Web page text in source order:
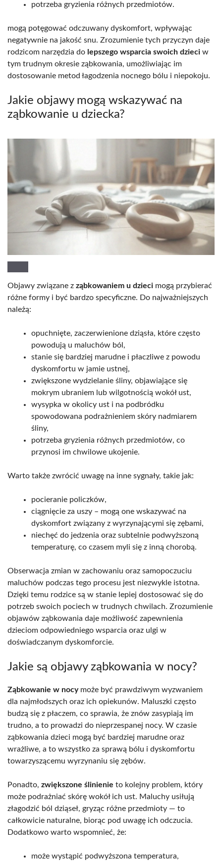
potrzeba gryzienia różnych przedmiotów.
mogą potęgować odczuwany dyskomfort, wpływając
negatywnie na jakość snu. Zrozumienie tych przyczyn daje
rodzicom narzędzia do lepszego wsparcia swoich dzieci w
tym trudnym okresie ząbkowania, umożliwiając im
dostosowanie metod łagodzenia nocnego bólu i niepokoju.
Jakie objawy mogą wskazywać na
ząbkowanie u dziecka?
Objawy związane z ząbkowaniem u dzieci mogą przybierać
różne formy i być bardzo specyficzne. Do najważniejszych
należą:
opuchnięte, zaczerwienione dziąsła, które często
powodują u maluchów ból,
stanie się bardziej marudne i płaczliwe z powodu
dyskomfortu w jamie ustnej,
zwiększone wydzielanie śliny, objawiające się
mokrym ubraniem lub wilgotnością wokół ust,
wysypka w okolicy ust i na podbródku
spowodowana podrażnieniem skóry nadmiarem
śliny,
potrzeba gryzienia różnych przedmiotów, co
przynosi im chwilowe ukojenie.
Warto także zwrócić uwagę na inne sygnały, takie jak:
pocieranie policzków,
ciągnięcie za uszy – mogą one wskazywać na
dyskomfort związany z wyrzynającymi się zębami,
niechęć do jedzenia oraz subtelnie podwyższoną
temperaturę, co czasem myli się z inną chorobą.
Obserwacja zmian w zachowaniu oraz samopoczuciu
maluchów podczas tego procesu jest niezwykle istotna.
Dzięki temu rodzice są w stanie lepiej dostosować się do
potrzeb swoich pociech w trudnych chwilach. Zrozumienie
objawów ząbkowania daje możliwość zapewnienia
dzieciom odpowiedniego wsparcia oraz ulgi w
doświadczanym dyskomforcie.
Jakie są objawy ząbkowania w nocy?
Ząbkowanie w nocymoże być prawdziwym wyzwaniem
dla najmłodszych oraz ich opiekunów. Maluszki często
budzą się z płaczem, co sprawia, że znów zasypiają im
trudno, a to prowadzi do nieprzespanej nocy. W czasie
ząbkowania dzieci mogą być bardziej marudne oraz
wrażliwe, a to wszystko za sprawą bólu i dyskomfortu
towarzyszącemu wyrzynaniu się zębów.
Ponadto, zwiększone ślinienie to kolejny problem, który
może podrażniać skórę wokół ich ust. Maluchy usiłują
złagodzić ból dziąseł, gryząc różne przedmioty — to
całkowicie naturalne, biorąc pod uwagę ich odczucia.
Dodatkowo warto wspomnieć, że:
może wystąpić podwyższona temperatura,